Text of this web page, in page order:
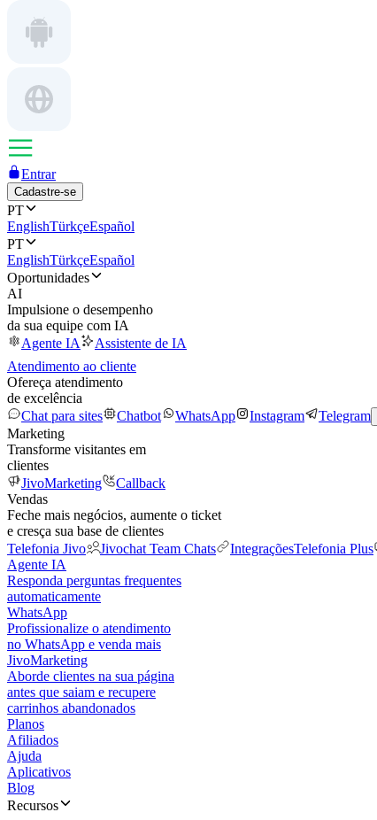
Entrar
Cadastre-se
PT
EnglishTürkçeEspañol
PT
EnglishTürkçeEspañol
Oportunidades
AI
Impulsione o desempenho
da sua equipe com IA
Agente IA
Assistente de IA
Atendimento ao cliente
Ofereça atendimento
de excelência
Chat para sites
Chatbot WhatsApp Instagram Telegram
Marketing
Transforme visitantes em
clientes
JivoMarketing
Callback
Vendas
Feche mais negócios, aumente o ticket
e cresça sua base de clientes
Telefonia Jivo
Jivochat Team Chats IntegraçõesTelefonia Plus
Agente IA
Responda perguntas frequentes
automaticamente
WhatsApp
Profissionalize o atendimento
no WhatsApp e venda mais
JivoMarketing
Aborde clientes na sua página
antes que saiam e recupere
carrinhos abandonados
Planos
Afiliados
Ajuda
Aplicativos
Blog
Recursos